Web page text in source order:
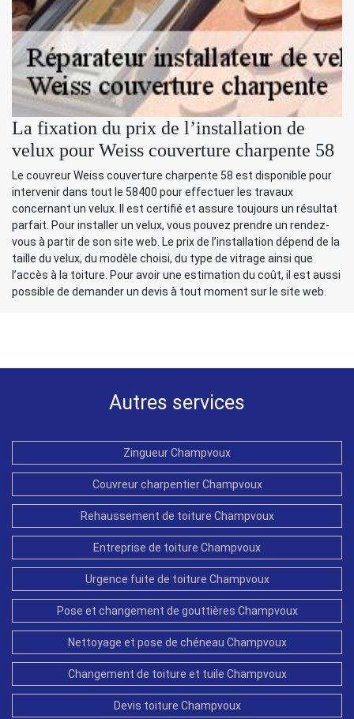
La fixation du prix de l’installation de
velux pour Weiss couverture charpente 58
Le couvreur Weiss couverture charpente 58 est disponible pour
intervenir dans tout le 58400 pour effectuer les travaux
concernant un velux. Il est certifié et assure toujours un résultat
parfait. Pour installer un velux, vous pouvez prendre un rendez-
vous à partir de son site web. Le prix de l’installation dépend de la
taille du velux, du modèle choisi, du type de vitrage ainsi que
l’accès à la toiture. Pour avoir une estimation du coût, il est aussi
possible de demander un devis à tout moment sur le site web.
Autres services
Zingueur Champvoux
Couvreur charpentier Champvoux
Rehaussement de toiture Champvoux
Entreprise de toiture Champvoux
Urgence fuite de toiture Champvoux
Pose et changement de gouttières Champvoux
Nettoyage et pose de chéneau Champvoux
Changement de toiture et tuile Champvoux
Devis toiture Champvoux